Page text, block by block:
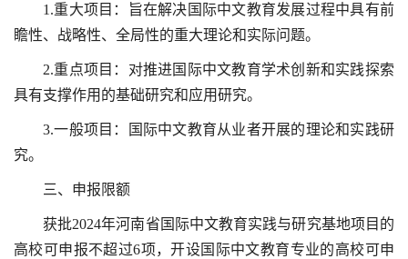
1.重大项目：旨在解决国际中文教育发展过程中具有前
瞻性、战略性、全局性的重大理论和实际问题。
2.重点项目：对推进国际中文教育学术创新和实践探索
具有支撑作用的基础研究和应用研究。
3.一般项目：国际中文教育从业者开展的理论和实践研
究。
三、申报限额
获批2024年河南省国际中文教育实践与研究基地项目的
高校可申报不超过6项，开设国际中文教育专业的高校可申